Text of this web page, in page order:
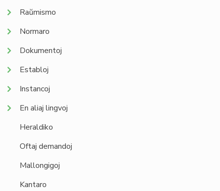
Raŭmismo
Normaro
Dokumentoj
Establoj
Instancoj
En aliaj lingvoj
Heraldiko
Oftaj demandoj
Mallongigoj
Kantaro